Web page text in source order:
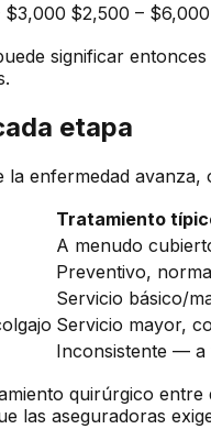
$3,000 $2,500 – $6,000
significar
etapa
la enfermedad
Tratamiento
A menudo
Preventivo,
Servicio básico/
Servicio mayor,
Inconsistente — a
quirúrgico
las aseguradoras